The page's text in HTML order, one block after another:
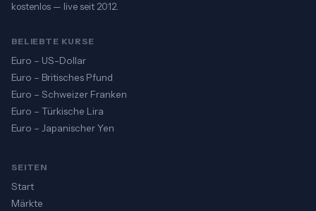
kostenlos — live seit 2012.
BELIEBTE KURSE
Euro – US-Dollar
Euro – Britisches Pfund
Euro – Schweizer Franken
Euro – Türkische Lira
Euro – Japanischer Yen
SEITEN
Start
Märkte